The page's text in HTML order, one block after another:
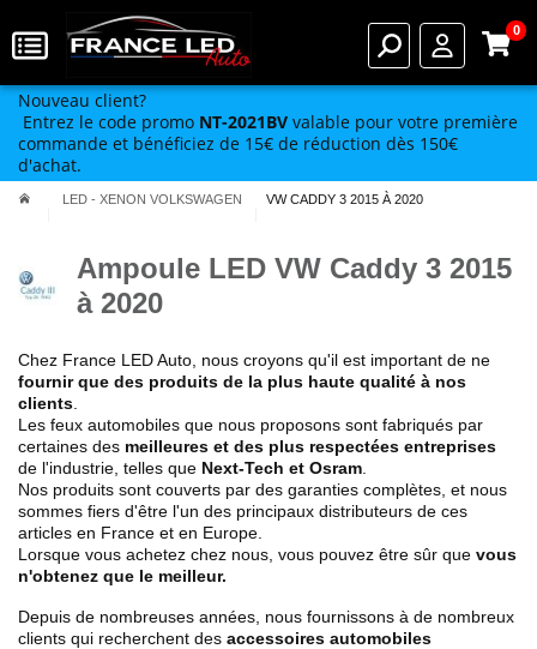
0
Nouveau client?
Entrez le code promo NT-2021BV valable pour votre première
commande et bénéficiez de 15€ de réduction dès 150€
d'achat.
LED - XENON VOLKSWAGEN VW CADDY 3 2015 À 2020
Ampoule LED VW Caddy 3 2015
à 2020
Chez France LED Auto, nous croyons qu'il est important de ne
fournir que des produits de la plus haute qualité à nos
clients
Les feux automobiles que nous proposons sont fabriqués par
certaines des meilleures et des plus respectées entreprises
de l'industrie, telles que Next-Tech et Osram
Nos produits sont couverts par des garanties complètes, et nous
sommes fiers d'être l'un des principaux distributeurs de ces
articles en France et en Europe.
Lorsque vous achetez chez nous, vous pouvez être sûr que vous
n'obtenez que le meilleur.
Depuis de nombreuses années, nous fournissons à de nombreux
clients qui recherchent des accessoires automobiles